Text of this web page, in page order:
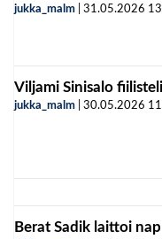
jukka_malm 31.05.2026
Viljami Sinisalo
jukka_malm 30.05.2026
Berat Sadik laittoi